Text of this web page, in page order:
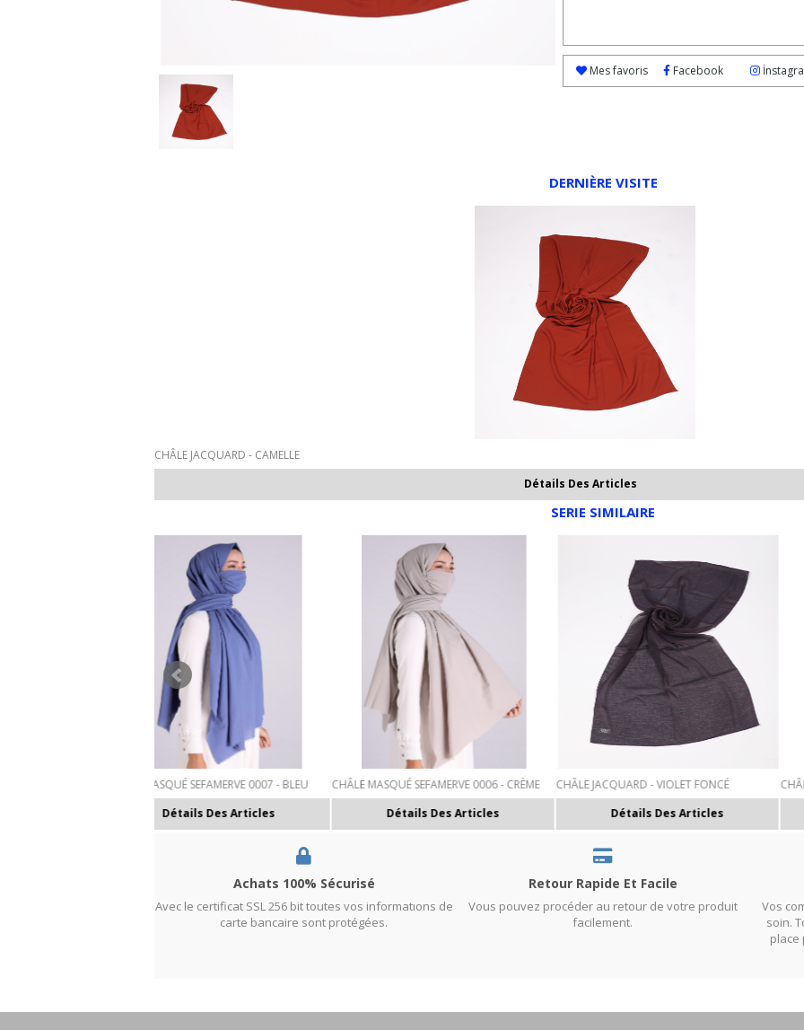
Mes favoris Facebook
DERNIÈRE VISITE
CHÂLE JACQUARD - CAMELLE
Détails Des Articles
SERIE SIMILAIRE
CHÂLE MASQUÉ SEFAMERVE 0006 - CRÈME
Détails Des Articles
CHÂLE JACQUARD - VIOLET FONCÉ
Détails Des Articles
CHÂLE MASQUÉ SEFAMERVE 0009 -
Détails Des Articles
Achats 100% Sécurisé
Avec le certificat SSL 256 bit toutes vos informatıons de
carte bancaire sont protégées.
Retour Rapide Et Facile
Vous pouvez procéder au retour de votre produit
facilement.
Vos
soin.
place